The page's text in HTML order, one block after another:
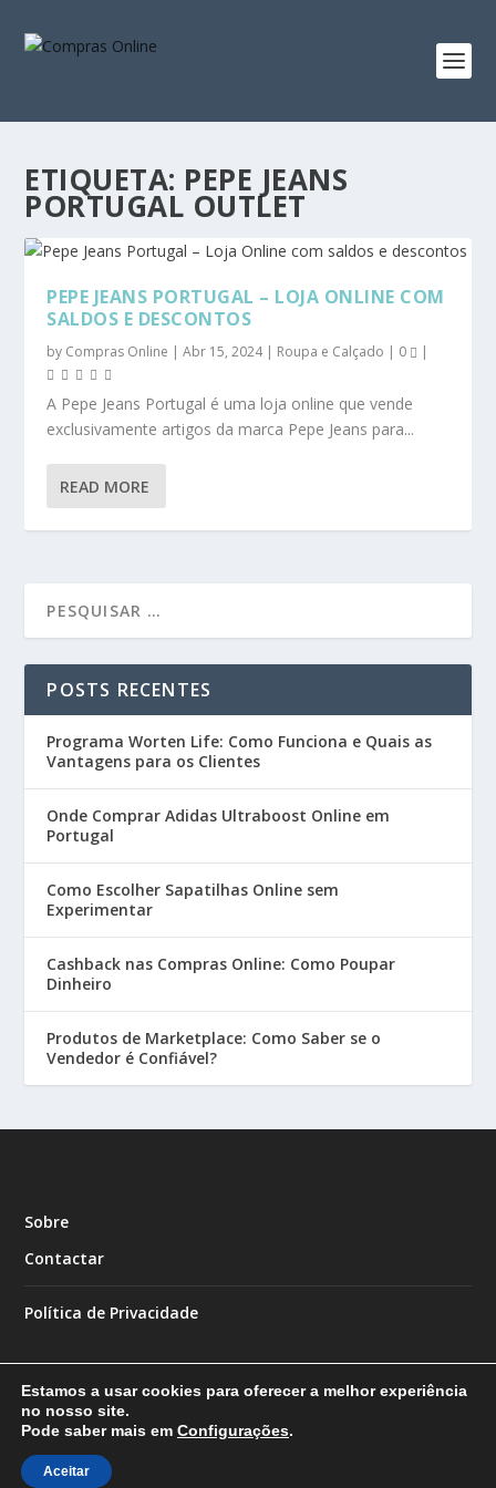
ETIQUETA: PEPE JEANS
PORTUGAL OUTLET
PEPE JEANS PORTUGAL – LOJA ONLINE COM
SALDOS E DESCONTOS
by Compras Online |Abr 15, 2024| Roupa e Calçado | 0 |
A Pepe Jeans Portugal é uma loja online que vende
exclusivamente artigos da marca Pepe Jeans para...
READ MORE
POSTS RECENTES
Programa Worten Life: Como Funciona e Quais as
Vantagens para os Clientes
Onde Comprar Adidas Ultraboost Online em
Portugal
Como Escolher Sapatilhas Online sem
Experimentar
Cashback nas Compras Online: Como Poupar
Dinheiro
Produtos de Marketplace: Como Saber se o
Vendedor é Confiável?
Sobre
Contactar
Política de Privacidade
Designed by
Estamos a usar cookies para oferecer a melhor experiência
no nosso site.
Pode saber mais em Configurações.
Aceitar